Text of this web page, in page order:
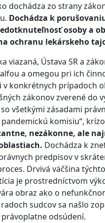
dochádza zo strany
Dochádza k
osoby a
ochranu lekárskeho
Ústava SR a
a omegou pri ich
konkrétnych prípadoch
zákonov zverené do
všetkými zásadami
komisiu“,
nezákonne, ale
Dochádza k
predpisov v
Drvivá väčšina
je prostredníctvom
obraz ako o
sudcov sa našlo
odsúdení.